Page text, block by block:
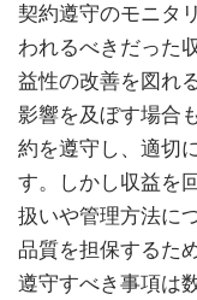
契約遵守のモニタ
われるべきだった
益性の改善を図れ
影響を及ぼす場合
約を遵守し、適切
す。しかし収益を
扱いや管理方法に
品質を担保するた
遵守すべき事項は